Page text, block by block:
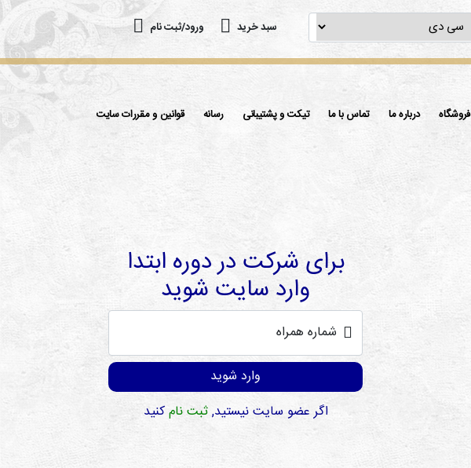
سبد خرید ورود/ثبت نام
فروشگاه درباره ما تماس با ما تیکت و پشتیبانی رسانه قوانین و مقررات سایت
برای شرکت در دوره ابتدا
وارد سایت شوید
شماره همراه
وارد شوید
اگر عضو سایت نیستید,ثبت نامکنید